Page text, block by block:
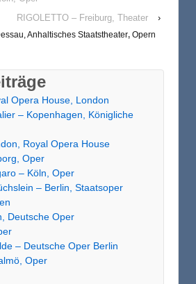
RIGOLETTO – Freiburg, Theater
›
Anhaltisches Staatstheater, Opern
Opera House, London
– Kopenhagen, Königliche
Royal Opera House
Oper
– Köln, Oper
– Berlin, Staatsoper
Deutsche Oper
– Deutsche Oper Berlin
Oper